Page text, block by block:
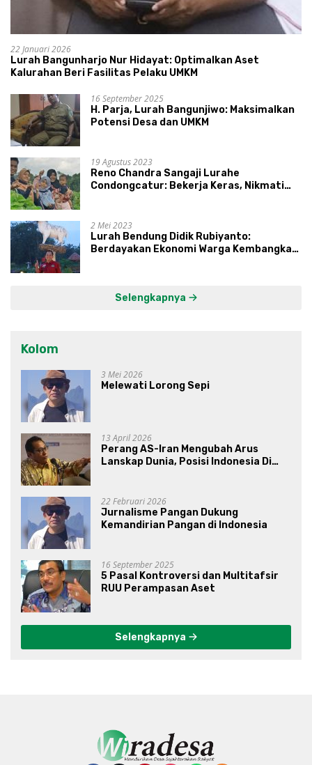
22 Januari 2026
Lurah Bangunharjo Nur Hidayat: Optimalkan Aset
Kalurahan Beri Fasilitas Pelaku UMKM
16 September 2025
H. Parja, Lurah Bangunjiwo: Maksimalkan
Potensi Desa dan UMKM
19 Agustus 2023
Reno Chandra Sangaji Lurahe
Condongcatur: Bekerja Keras, Nikmati
2 Mei 2023
Lurah Bendung Didik Rubiyanto:
Berdayakan Ekonomi Warga Kembangkan
Selengkapnya
Kolom
3 Mei 2026
Melewati Lorong Sepi
13 April 2026
Perang AS-Iran Mengubah Arus
Lanskap Dunia, Posisi Indonesia Di
22 Februari 2026
Jurnalisme Pangan Dukung
Kemandirian Pangan di Indonesia
16 September 2025
5 Pasal Kontroversi dan Multitafsir
RUU Perampasan Aset
Selengkapnya